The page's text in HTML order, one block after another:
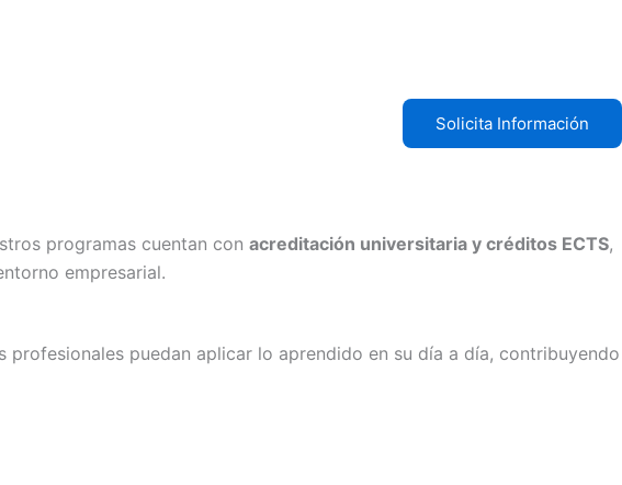
Solicita Información
programas cuentan con acreditación universitaria y créditos ECTS,
empresarial.
puedan aplicar lo aprendido en su día a día, contribuyendo